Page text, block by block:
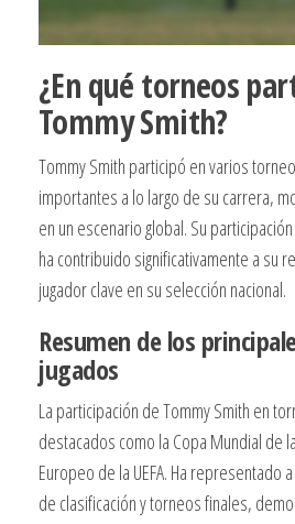
¿En qué torneos
Tommy Smith?
Tommy Smith participó en varios
importantes a lo largo de su carrera,
en un escenario global. Su
ha contribuido significativamente a su
jugador clave en su selección nacional.
Resumen de los
jugados
La participación de Tommy Smith en
destacados como la Copa Mundial de
Europeo de la UEFA. Ha representado
de clasificación y torneos finales,